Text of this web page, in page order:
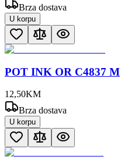
Brza dostava
U korpu
POT INK OR C4837 M
12,50KM
Brza dostava
U korpu